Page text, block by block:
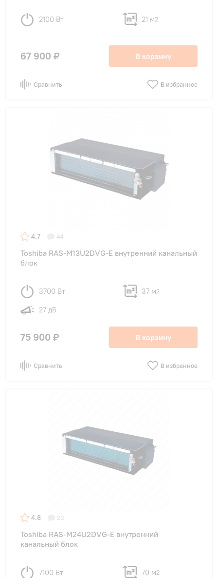
2100 Вт 21 м2
67 900 ₽ В корзину
Сравнить В избранное
4.7 44
Toshiba RAS-M13U2DVG-E внутренний канальный
блок
3700 Вт 37 м2
27 дБ
75 900 ₽ В корзину
Сравнить В избранное
4.8 23
Toshiba RAS-M24U2DVG-E внутренний
канальный блок
7100 Вт 70 м2